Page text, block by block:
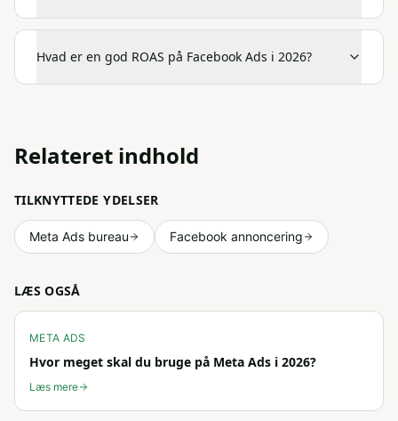
Hvad er en god ROAS på Facebook Ads i 2026?
Relateret indhold
TILKNYTTEDE YDELSER
Meta Ads bureau Facebook annoncering
LÆS OGSÅ
META ADS
Hvor meget skal du bruge på Meta Ads i 2026?
Læs mere